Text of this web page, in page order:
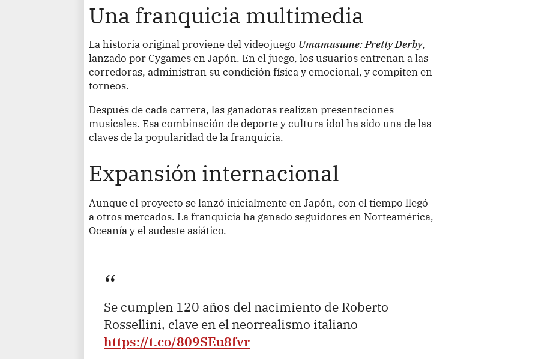
Una franquicia multimedia
La historia original proviene del videojuego Umamusume: Pretty Derby,
lanzado por Cygames en Japón. En el juego, los usuarios entrenan a las
corredoras, administran su condición física y emocional, y compiten en
torneos.
Después de cada carrera, las ganadoras realizan presentaciones
musicales. Esa combinación de deporte y cultura idol ha sido una de las
claves de la popularidad de la franquicia.
Expansión internacional
Aunque el proyecto se lanzó inicialmente en Japón, con el tiempo llegó
a otros mercados. La franquicia ha ganado seguidores en Norteamérica,
Oceanía y el sudeste asiático.
Se cumplen 120 años del nacimiento de Roberto
Rossellini, clave en el neorrealismo italiano
https://t.co/809SEu8fvr